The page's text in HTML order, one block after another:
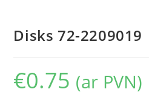
Disks 72-2209019
€0.75 (ar PVN)